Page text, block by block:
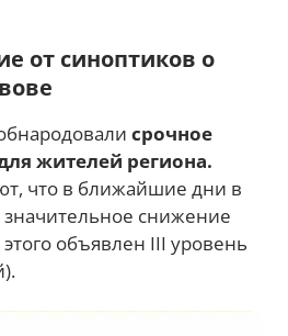
от синоптиков о
срочное
жителей региона.
что в ближайшие дни в
снижение
объявлен III уровень